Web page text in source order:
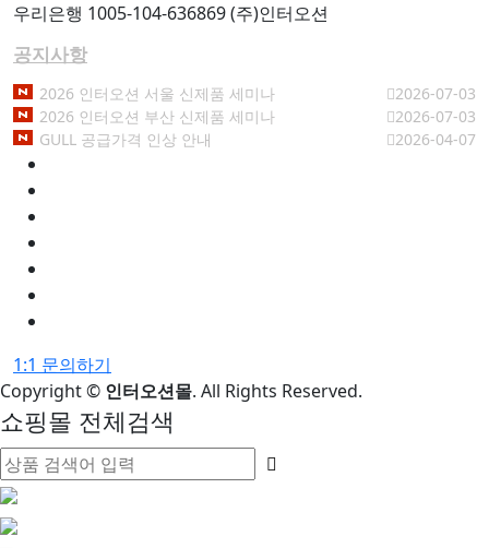
우리은행 1005-104-636869 (주)인터오션
공지사항
2026 인터오션 서울 신제품 세미나
2026-07-03
2026 인터오션 부산 신제품 세미나
2026-07-03
GULL 공급가격 인상 안내
2026-04-07
1:1 문의하기
Copyright© 인터오션몰. All Rights Reserved.
쇼핑몰 전체검색